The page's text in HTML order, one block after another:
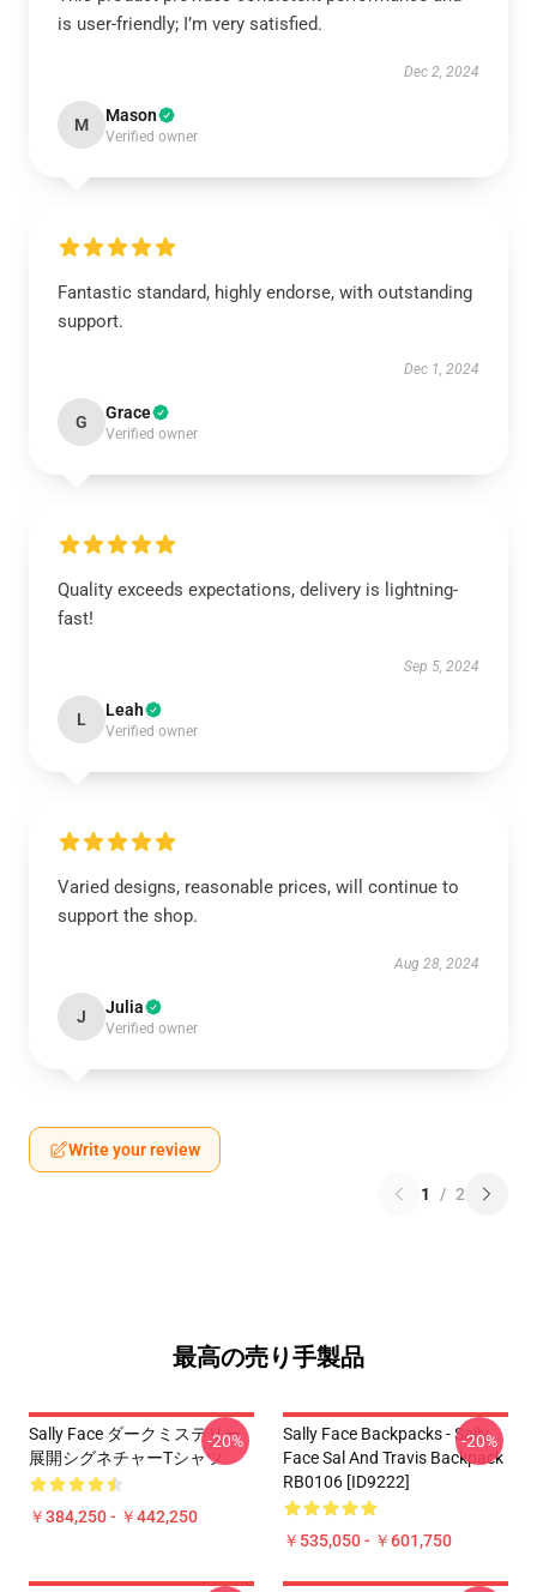
is user-friendly; I’m very satisfied.
Dec 2, 2024
M Mason
Verified owner
Fantastic standard, highly endorse, with outstanding
support.
Dec 1, 2024
G Grace
Verified owner
Quality exceeds expectations, delivery is lightning-
fast!
Sep 5, 2024
L Leah
Verified owner
Varied designs, reasonable prices, will continue to
support the shop.
Aug 28, 2024
J Julia
Verified owner
Write your review
1 / 2
最高の売り手製品
Sally Face ダークミステリー
展開シグネチャーTシャツ
￥384,250 - ￥442,250
-20%
Sally Face Backpacks - Sally
Face Sal And Travis Backpack
RB0106 [ID9222]
￥535,050 - ￥601,750
-20%